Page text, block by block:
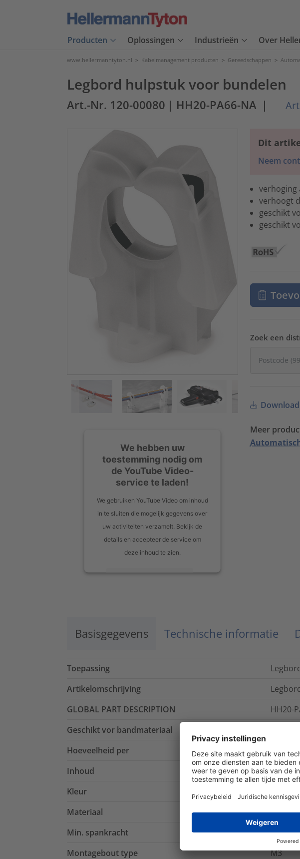
Producten Oplossingen Industrieën Over
www.hellermanntyton.nl > Kabelmanagement producten > Gereedschappen >
Legbord hulpstuk voor bundelen
Art.-Nr. 120-00080 | HH20-PA66-NA |
We hebben uw
toestemming nodig om
de YouTube Video-
service te laden!
We gebruiken YouTube Video om inhoud
in te sluiten die mogelijk gegevens over
uw activiteiten verzamelt. Bekijk de
details en accepteer de service om
deze inhoud te zien.
Dit
Neem
verhoging
verhoogt
geschikt
geschikt
Zoek een
Download
Meer
Basisgegevens Technische informatie
Toepassing
Artikelomschrijving
GLOBAL PART DESCRIPTION
HH20-
Geschikt vor bandmateriaal
Hoeveelheid per
zak
Inhoud
25 st.
Kleur
Materiaal
Min. spankracht
80N
Montagebout type
M3